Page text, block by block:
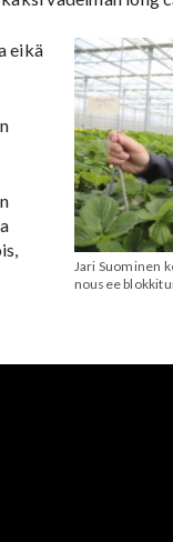
Jari Suominen
nousee
eikä